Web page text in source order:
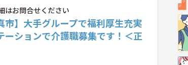
お問合せください
市】大手グループで福利厚生充実
ーションで介護職募集です！＜正